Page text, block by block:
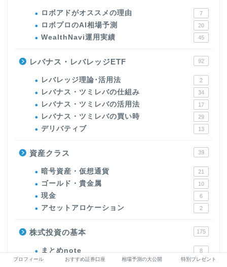
ロボアドがオススメの理由 7
ロボプロのAI相場予測 20
WealthNavi運用実績 45
レバナス・レバレッジETF 92
レバレッジ理論･活用法 2
レバナス・ツミレバの仕組み 34
レバナス・ツミレバの活用法 17
レバナス・ツミレバの買い時 29
デリバティブ 13
資産クラス 39
暗号資産・仮想通貨 21
ゴールド・貴金属 10
現金 6
アセットアロケーション 2
株式投資の基本 175
まとめnote 8
【基礎知識編】 78
プロフィール おすすめ証券口座 相場予測の大公開 特別プレゼント